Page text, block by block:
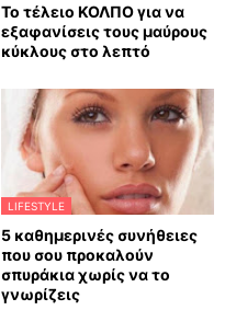
Το τέλειο ΚΟΛΠΟ για να
εξαφανίσεις τους μαύρους
κύκλους στο λεπτό
LIFESTYLE
5 καθημερινές συνήθειες
που σου προκαλούν
σπυράκια χωρίς να το
γνωρίζεις